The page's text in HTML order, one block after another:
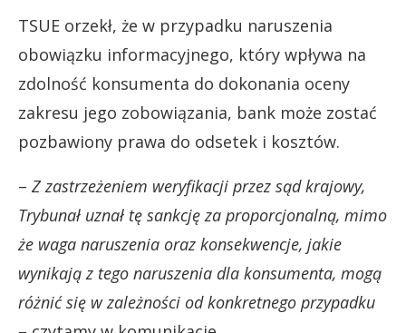
TSUE orzekł, że w przypadku naruszenia
obowiązku informacyjnego, który wpływa na
zdolność konsumenta do dokonania oceny
zakresu jego zobowiązania, bank może zostać
pozbawiony prawa do odsetek i kosztów.
– Z zastrzeżeniem weryfikacji przez sąd krajowy,
Trybunał uznał tę sankcję za proporcjonalną, mimo
że waga naruszenia oraz konsekwencje, jakie
wynikają z tego naruszenia dla konsumenta, mogą
różnić się w zależności od konkretnego przypadku